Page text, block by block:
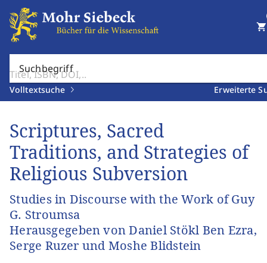
Suchbegriff
Volltextsuche Erweiterte
shopping_cart
Scriptures, Sacred
Traditions, and Strategies of
Religious Subversion
Studies in Discourse with the Work of Guy
G. Stroumsa
Herausgegeben von Daniel Stökl Ben Ezra,
Serge Ruzer und Moshe Blidstein